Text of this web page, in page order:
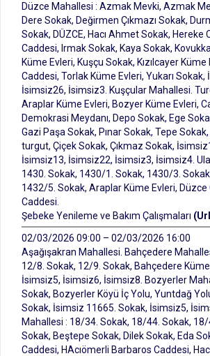
Düzce Mahallesi : Azmak Mevki, Azmak
Dere Sokak, Değirmen Çıkmazı Sokak,
Sokak, DÜZCE, Hacı Ahmet Sokak, Hereke
Caddesi, Irmak Sokak, Kaya Sokak,
Küme Evleri, Kuşçu Sokak, Kızılcayer
Caddesi, Torlak Küme Evleri, Yukarı Sokak,
İsimsiz26, İsimsiz3. Kuşçular Mahallesi.
Araplar Küme Evleri, Bozyer Küme Evleri,
Demokrasi Meydanı, Depo Sokak, Ege
Gazi Paşa Sokak, Pınar Sokak, Tepe Sokak,
turgut, Çiçek Sokak, Çıkmaz Sokak,
İsimsiz13, İsimsiz22, İsimsiz3, İsimsiz4.
1430. Sokak, 1430/1. Sokak, 1430/3.
1432/5. Sokak, Araplar Küme Evleri,
Caddesi.
Şebeke Yenileme ve Bakım Çalışmaları
02/03/2026 09:00 – 02/03/2026 16:00
Aşağışakran Mahallesi. Bahçedere
12/8. Sokak, 12/9. Sokak, Bahçedere
İsimsiz5, İsimsiz6, İsimsiz8. Bozyerler
Sokak, Bozyerler Köyü İç Yolu, Yuntdağ
Sokak, İsimsiz 11665. Sokak, İsimsiz5,
Mahallesi : 18/34. Sokak, 18/44. Sokak,
Sokak, Beştepe Sokak, Dilek Sokak, Eda
Caddesi, HAcıömerli Barbaros Caddesi,